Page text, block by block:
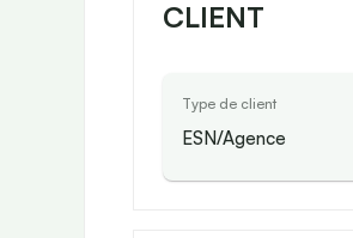
CLIENT
Type de client
ESN/Agence